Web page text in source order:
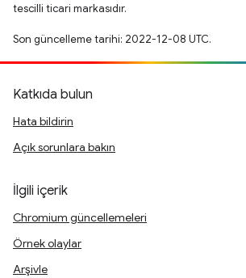
tescilli ticari markasıdır.
Son güncelleme tarihi: 2022-12-08 UTC.
Katkıda bulun
Hata bildirin
Açık sorunlara bakın
İlgili içerik
Chromium güncellemeleri
Örnek olaylar
Arşivle